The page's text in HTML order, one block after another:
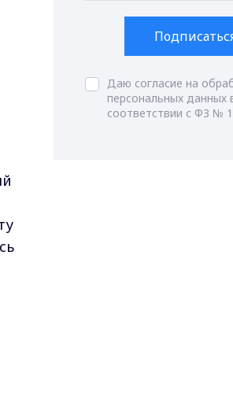
Даю согласие на
персональных данных
соответствии с ФЗ №